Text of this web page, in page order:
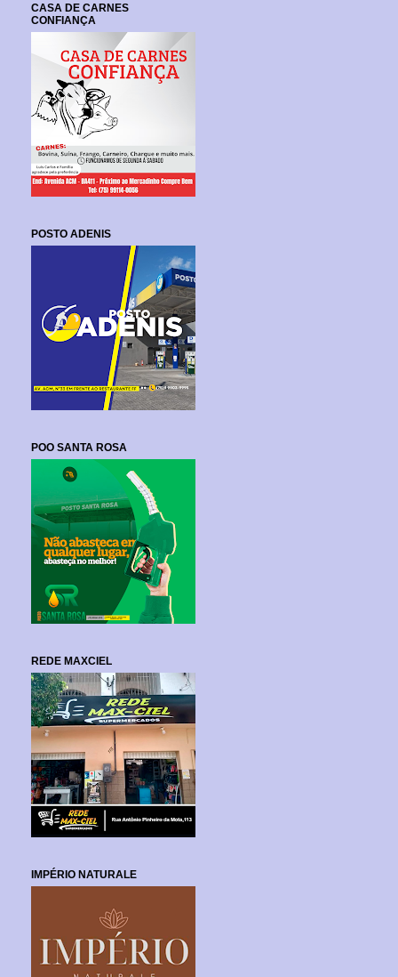
CASA DE CARNES
CONFIANÇA
POSTO ADENIS
POO SANTA ROSA
REDE MAXCIEL
IMPÉRIO NATURALE